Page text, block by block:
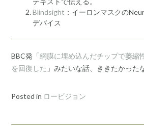
Blindsight ：イーロンマスクの
デバイス
BBC発「網膜に埋め込んだチップで萎縮
を回復した 」みたいな話、ききたかった
Posted in ロービジョン